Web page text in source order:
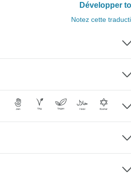
Développer
Notez cette